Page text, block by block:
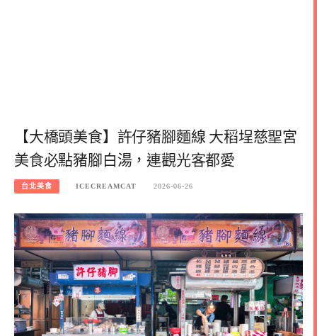
【大橋頭美食】許仔豬腳麵線 大稻埕慈聖宮
美食必點豬腳白湯，連觀光客都愛
台北美食 ICECREAMCAT 2026-06-26